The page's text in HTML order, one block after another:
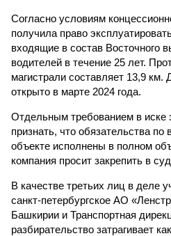
Согласно условиям
получила право
входящие в состав Восточного
водителей в течение 25 лет.
магистрали составляет 13,9
открыто в марте 2024 года.
Отдельным требованием в иске
признать, что обязательства
объекте исполнены в полном
компания просит закрепить в
В качестве третьих лиц в
санкт-петербургское АО
Башкирии и Транспортная
разбирательство затрагивает